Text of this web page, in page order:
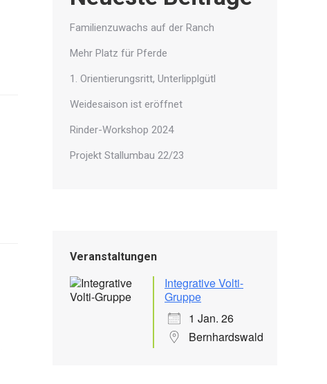
Familienzuwachs auf der Ranch
Mehr Platz für Pferde
1. Orientierungsritt, Unterlipplgütl
Weidesaison ist eröffnet
Rinder-Workshop 2024
Projekt Stallumbau 22/23
Veranstaltungen
Integrative Volti-
Gruppe
1 Jan. 26
Bernhardswald